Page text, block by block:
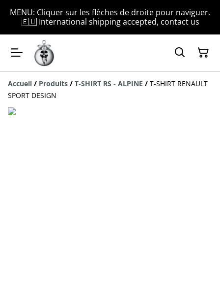
MENU: Cliquer sur les flèches de droite pour naviguer.
🇪🇺 International shipping accepted, contact us
Accueil / Produits / T-SHIRT RS - ALPINE / T-SHIRT RENAULT
SPORT DESIGN